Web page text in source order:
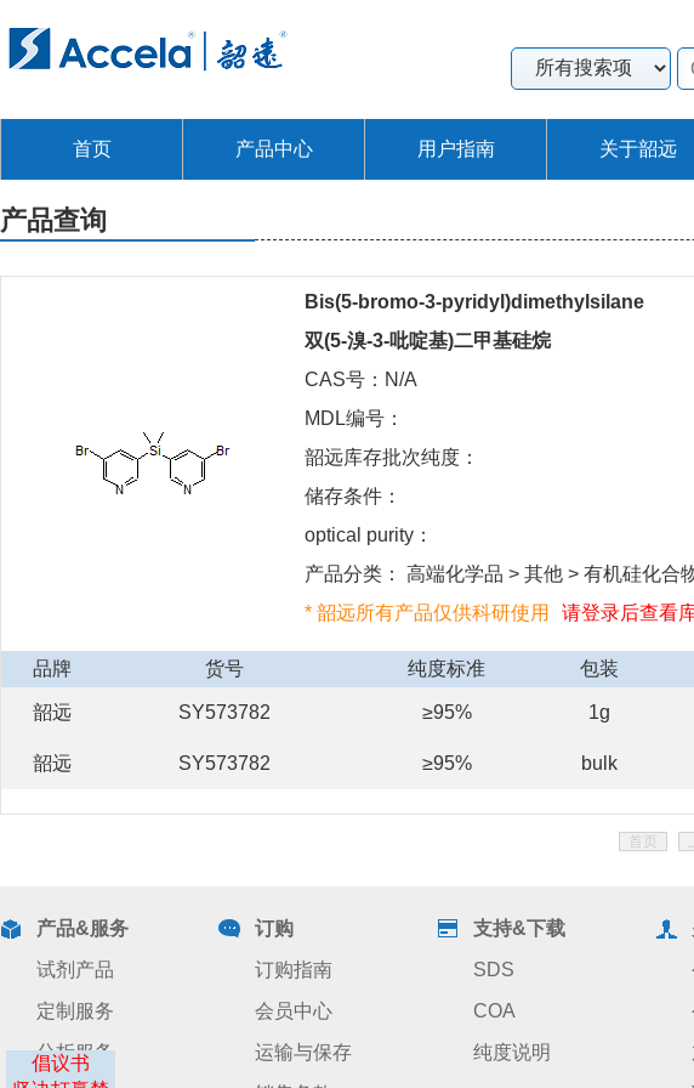
首页 产品中心 用户指南 关于韶远
倡议书
产品查询
Bis(5-bromo-3-pyridyl)dimethylsilane
双(5-溴-3-吡啶基)二甲基硅烷
CAS号：N/A
MDL编号：
韶远库存批次纯度：
储存条件：
optical purity：
产品分类： 高端化学品 > 其他 > 有机硅化合
* 韶远所有产品仅供科研使用
请登录后查看
品牌 货号 纯度标准 包装
韶远 SY573782 ≥95% 1g
韶远 SY573782 ≥95% bulk
首页
产品&服务
试剂产品
定制服务
分析服务
订购
订购指南
会员中心
运输与保存
支持&下载
SDS
COA
纯度说明